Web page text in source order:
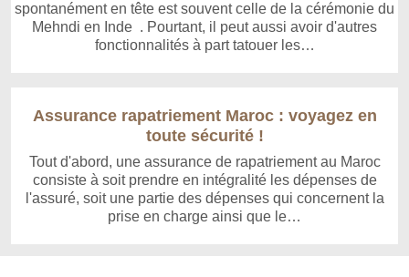
spontanément en tête est souvent celle de la cérémonie du
Mehndi en Inde . Pourtant, il peut aussi avoir d'autres
fonctionnalités à part tatouer les…
Assurance rapatriement Maroc : voyagez en
toute sécurité !
Tout d'abord, une assurance de rapatriement au Maroc
consiste à soit prendre en intégralité les dépenses de
l'assuré, soit une partie des dépenses qui concernent la
prise en charge ainsi que le…